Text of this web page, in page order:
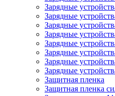
Зарядные
Зарядные
Зарядные
Зарядные
Зарядные
Зарядные
Зарядные
Зарядные
Защитная пленка
Защитная пленка